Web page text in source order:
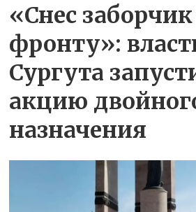
«Снес
фронту»:
Сургута
акцию
назначения